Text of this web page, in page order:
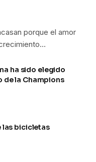
porque el amor
ha sido elegido
de la Champions
las bicicletas